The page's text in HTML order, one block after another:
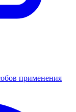
применения